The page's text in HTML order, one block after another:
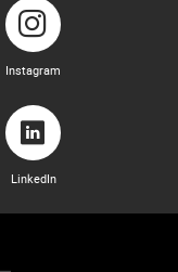
Instagram
LinkedIn